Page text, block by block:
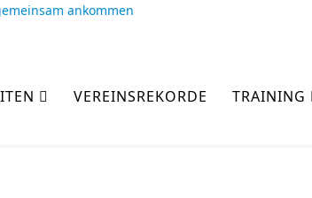
ankommen
VEREINSREKORDE TRAINING